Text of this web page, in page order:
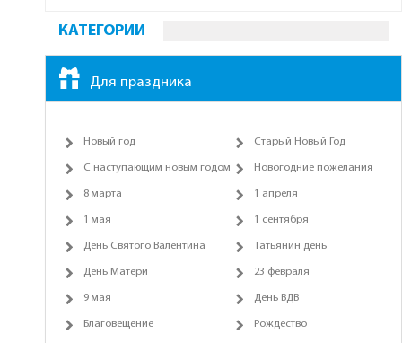
КАТЕГОРИИ
Для праздника
Новый год Старый Новый Год
С наступающим новым годом Новогодние пожелания
8 марта 1 апреля
1 мая 1 сентября
День Святого Валентина Татьянин день
День Матери 23 февраля
9 мая День ВДВ
Благовещение Рождество